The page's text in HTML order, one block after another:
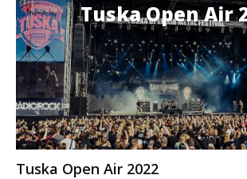
Tuska Open Air
Tuska Open Air 2022